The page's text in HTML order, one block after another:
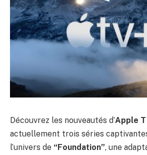
Découvrez les nouveautés d’Apple
actuellement trois séries
l’univers de “Foundation”, une